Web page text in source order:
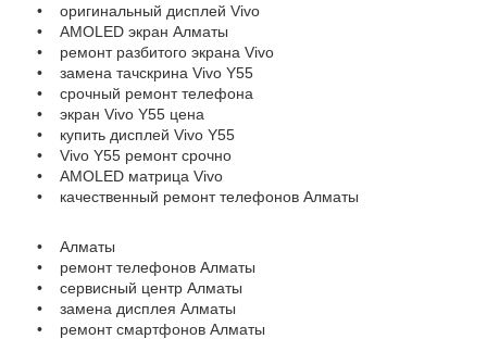
• оригинальный дисплей Vivo
• AMOLED экран Алматы
• ремонт разбитого экрана Vivo
• замена тачскрина Vivo Y55
• срочный ремонт телефона
• экран Vivo Y55 цена
• купить дисплей Vivo Y55
• Vivo Y55 ремонт срочно
• AMOLED матрица Vivo
• качественный ремонт телефонов Алматы
• Алматы
• ремонт телефонов Алматы
• сервисный центр Алматы
• замена дисплея Алматы
• ремонт смартфонов Алматы